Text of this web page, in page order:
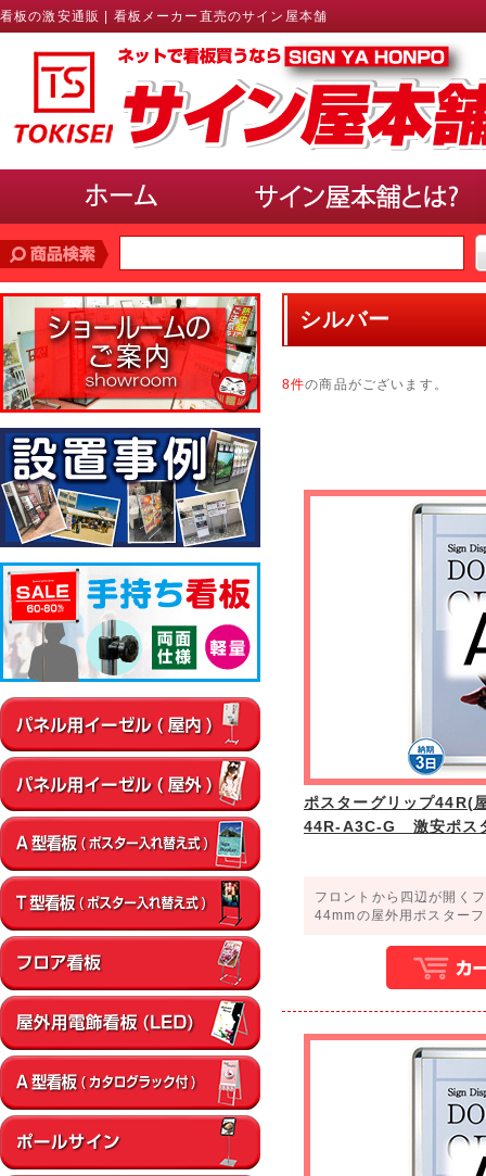
看板の激安通販 | 看板メーカー直売のサイン屋本舗
価格帯で探す
10,000円未満
10,000円〜20,000円
20,000円〜30,000円
30,000円〜40,000円
40,000円〜50,000円 50,000円以上
サインのサイズで選ぶ(ポスター、パネル)
A3以下
B3・A2・B2 A1・B1
使用場所で選ぶ
▼屋内
通路
店内・フロア 卓上・カウンター
▼屋外
店舗前
イベント会場 エントランス
シルバー
8件の商品がございます。
ポスターグリップ44R(
44R-A3C-G 激安ポス
フロントから四辺が開く
44mmの屋外用ポスター